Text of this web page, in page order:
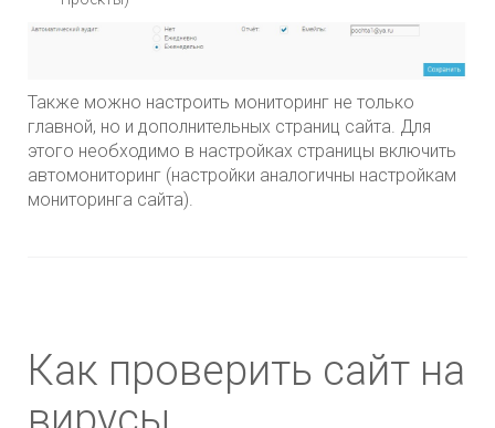
Также можно настроить мониторинг не только
главной, но и дополнительных страниц сайта. Для
этого необходимо в настройках страницы включить
автомониторинг (настройки аналогичны настройкам
мониторинга сайта).
Как проверить сайт на